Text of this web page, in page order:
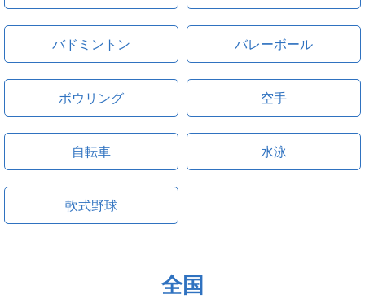
バドミントン バレーボール
ボウリング 空手
自転車 水泳
軟式野球
全国